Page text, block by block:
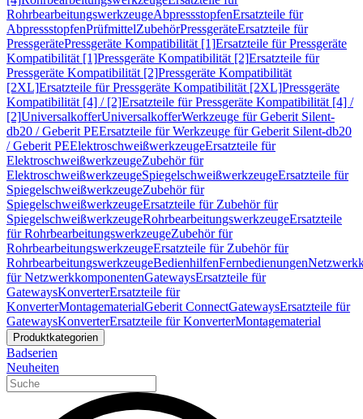
RohrbearbeitungswerkzeugeAbpressstopfenErsatzteile für
AbpressstopfenPrüfmittelZubehörPressgeräteErsatzteile für
PressgerätePressgeräte Kompatibilität [1]Ersatzteile für Pressgeräte
Kompatibilität [1]Pressgeräte Kompatibilität [2]Ersatzteile für
Pressgeräte Kompatibilität [2]Pressgeräte Kompatibilität
[2XL]Ersatzteile für Pressgeräte Kompatibilität [2XL]Pressgeräte
Kompatibilität [4] / [2]Ersatzteile für Pressgeräte Kompatibilität [4] /
[2]UniversalkofferUniversalkofferWerkzeuge für Geberit Silent-
db20 / Geberit PEErsatzteile für Werkzeuge für Geberit Silent-db20
/ Geberit PEElektroschweißwerkzeugeErsatzteile für
ElektroschweißwerkzeugeZubehör für
ElektroschweißwerkzeugeSpiegelschweißwerkzeugeErsatzteile für
SpiegelschweißwerkzeugeZubehör für
SpiegelschweißwerkzeugeErsatzteile für Zubehör für
SpiegelschweißwerkzeugeRohrbearbeitungswerkzeugeErsatzteile
für RohrbearbeitungswerkzeugeZubehör für
RohrbearbeitungswerkzeugeErsatzteile für Zubehör für
RohrbearbeitungswerkzeugeBedienhilfenFernbedienungen
für NetzwerkkomponentenGatewaysErsatzteile für
GatewaysKonverterErsatzteile für
KonverterMontagematerialGeberit ConnectGatewaysErsatzteile für
GatewaysKonverterErsatzteile für KonverterMontagematerial
Produktkategorien
Badserien
Neuheiten